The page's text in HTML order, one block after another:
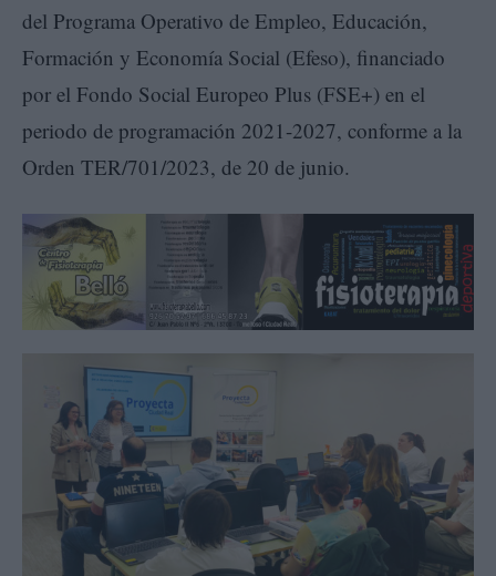
del Programa Operativo de Empleo, Educación,
Formación y Economía Social (Efeso), financiado
por el Fondo Social Europeo Plus (FSE+) en el
periodo de programación 2021-2027, conforme a la
Orden TER/701/2023, de 20 de junio.